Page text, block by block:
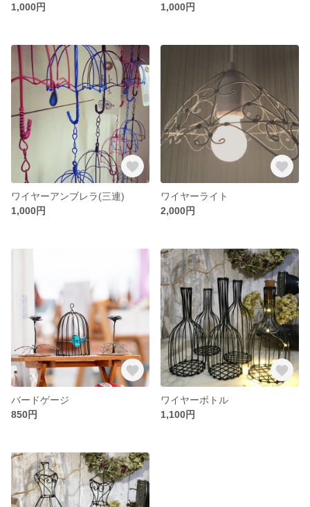
1,000円
1,000円
ワイヤーアンブレラ(三連)
1,000円
ワイヤーライト
2,000円
バードゲージ
850円
ワイヤーボトル
1,100円